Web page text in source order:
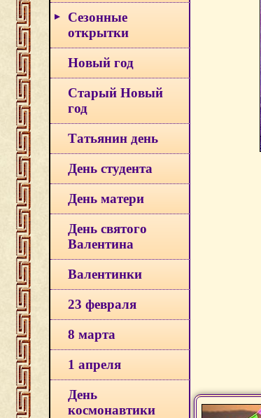
Сезонные
открытки
Новый год
Старый Новый
год
Татьянин день
День студента
День матери
День святого
Валентина
Валентинки
23 февраля
8 марта
1 апреля
День
космонавтики